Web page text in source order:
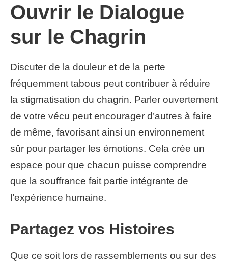
Ouvrir le Dialogue
sur le Chagrin
Discuter de la douleur et de la perte
fréquemment tabous peut contribuer à réduire
la stigmatisation du chagrin. Parler ouvertement
de votre vécu peut encourager d’autres à faire
de même, favorisant ainsi un environnement
sûr pour partager les émotions. Cela crée un
espace pour que chacun puisse comprendre
que la souffrance fait partie intégrante de
l’expérience humaine.
Partagez vos Histoires
Que ce soit lors de rassemblements ou sur des